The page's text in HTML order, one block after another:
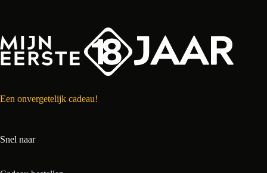
Een onvergetelijk cadeau!
Snel naar